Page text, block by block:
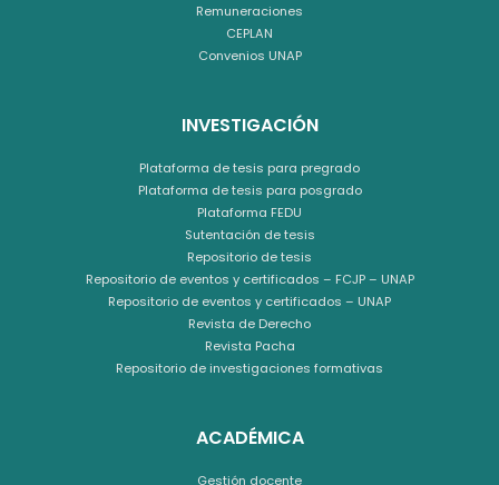
Remuneraciones
CEPLAN
Convenios UNAP
INVESTIGACIÓN
Plataforma de tesis para pregrado
Plataforma de tesis para posgrado
Plataforma FEDU
Sutentación de tesis
Repositorio de tesis
Repositorio de eventos y certificados – FCJP – UNAP
Repositorio de eventos y certificados – UNAP
Revista de Derecho
Revista Pacha
Repositorio de investigaciones formativas
ACADÉMICA
Gestión docente